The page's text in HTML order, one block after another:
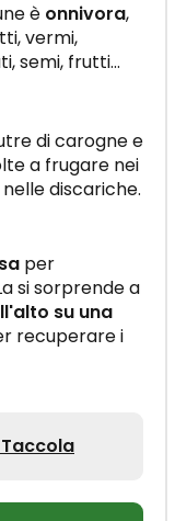
è onnivora,
vermi,
semi, frutti...
di carogne e
a frugare nei
discariche.
per
si sorprende a
su una
recuperare i